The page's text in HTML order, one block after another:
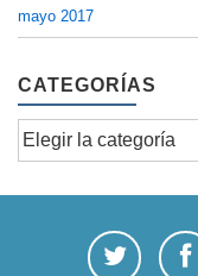
mayo 2017
CATEGORÍAS
Categorías